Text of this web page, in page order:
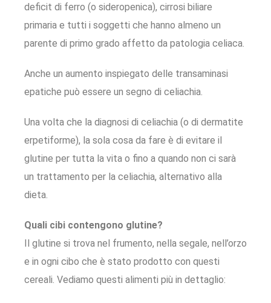
deficit di ferro (o sideropenica), cirrosi biliare
primaria e tutti i soggetti che hanno almeno un
parente di primo grado affetto da patologia celiaca.
Anche un aumento inspiegato delle transaminasi
epatiche può essere un segno di celiachia.
Una volta che la diagnosi di celiachia (o di dermatite
erpetiforme), la sola cosa da fare è di evitare il
glutine per tutta la vita o fino a quando non ci sarà
un trattamento per la celiachia, alternativo alla
dieta.
Quali cibi contengono glutine?
Il glutine si trova nel frumento, nella segale, nell’orzo
e in ogni cibo che è stato prodotto con questi
cereali. Vediamo questi alimenti più in dettaglio: